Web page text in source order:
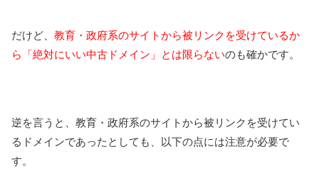
だけど、 教育・政府系のサイトから被リンクを受けているか
ら「絶対にいい中古ドメイン」とは限らないのも確かです。
逆を言うと、教育・政府系のサイトから被リンクを受けてい
るドメインであったとしても、以下の点には注意が必要で
す。